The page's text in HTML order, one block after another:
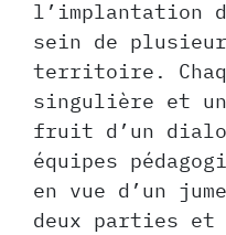
l’implantation
sein de
territoire.
singulière et
fruit d’un
équipes
en vue d’un
deux parties et